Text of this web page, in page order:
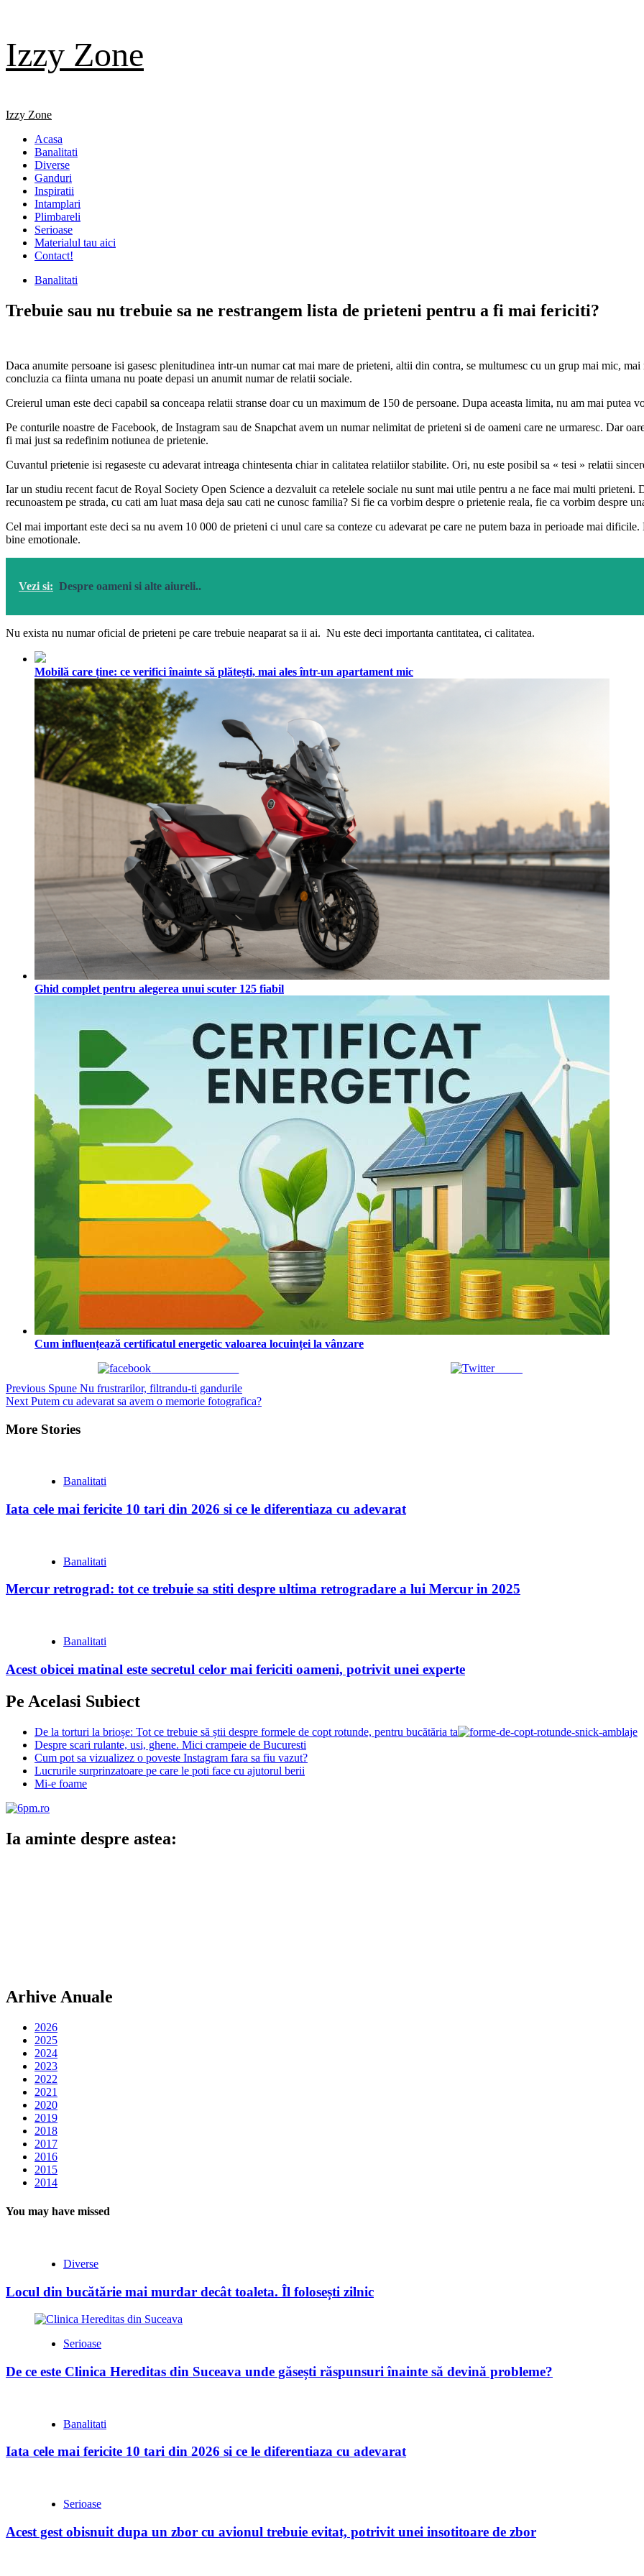
content
Izzy Zone
Primary
Izzy Zone
Acasa
Banalitati
Diverse
Ganduri
Inspiratii
Intamplari
Plimbareli
Serioase
Materialul tau aici
Contact!
Banalitati
Trebuie sau nu trebuie sa ne restrangem lista de prieteni pentru a fi mai fericiti?
Daca anumite persoane isi gasesc plenitudinea intr-un numar cat mai mare de prieteni, altii din contra, se multumesc cu un grup mai mic,
concluzia ca fiinta umana nu poate depasi un anumit numar de relatii sociale.
Creierul uman este deci capabil sa conceapa relatii stranse doar cu un maximum de 150 de persoane. Dupa aceasta limita, nu am mai putea
Pe conturile noastre de Facebook, de Instagram sau de Snapchat avem un numar nelimitat de prieteni si de oameni care ne urmaresc. Dar
fi mai just sa redefinim notiunea de prietenie.
Cuvantul prietenie isi regaseste cu adevarat intreaga chintesenta chiar in calitatea relatiilor stabilite. Ori, nu este posibil sa « tesi » relatii
Iar un studiu recent facut de Royal Society Open Science a dezvaluit ca retelele sociale nu sunt mai utile pentru a ne face mai multi
recunoastem pe strada, cu cati am luat masa deja sau cati ne cunosc familia? Si fie ca vorbim despre o prietenie reala, fie ca vorbim despre
Cel mai important este deci sa nu avem 10 000 de prieteni ci unul care sa conteze cu adevarat pe care ne putem baza in perioade mai
bine emotionale.
Vezi si: Despre oameni si alte aiureli..
Nu exista nu numar oficial de prieteni pe care trebuie neaparat sa ii ai. Nu este deci importanta cantitatea, ci calitatea.
Mobilă care ține: ce verifici înainte să plătești, mai ales într-un apartament mic
Ghid complet pentru alegerea unui scuter 125 fiabil
Cum influențează certificatul energetic valoarea locuinței la vânzare
Tweet
Continue
Reading
Previous Spune Nu frustrarilor, filtrandu-ti gandurile
Next Putem cu adevarat sa avem o memorie fotografica?
More Stories
Banalitati
Iata cele mai fericite 10 tari din 2026 si ce le diferentiaza cu adevarat
Banalitati
Mercur retrograd: tot ce trebuie sa stiti despre ultima retrogradare a lui Mercur in 2025
Banalitati
Acest obicei matinal este secretul celor mai fericiti oameni, potrivit unei experte
Pe Acelasi Subiect
De la torturi la brioșe: Tot ce trebuie să știi despre formele de copt rotunde, pentru bucătăria ta
Despre scari rulante, usi, ghene. Mici crampeie de Bucuresti
Cum pot sa vizualizez o poveste Instagram fara sa fiu vazut?
Lucrurile surprinzatoare pe care le poti face cu ajutorul berii
Mi-e foame
Ia aminte despre astea:
Arhive Anuale
2026
2025
2024
2023
2022
2021
2020
2019
2018
2017
2016
2015
2014
You may have missed
Diverse
Locul din bucătărie mai murdar decât toaleta. Îl folosești zilnic
Serioase
De ce este Clinica Hereditas din Suceava unde găsești răspunsuri înainte să devină probleme?
Banalitati
Iata cele mai fericite 10 tari din 2026 si ce le diferentiaza cu adevarat
Serioase
Acest gest obisnuit dupa un zbor cu avionul trebuie evitat, potrivit unei insotitoare de zbor